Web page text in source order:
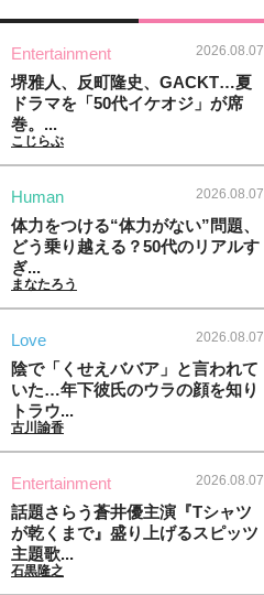
Entertainment 2026.08.07
堺雅人、反町隆史、GACKT…夏
ドラマを「50代イケオジ」が席
巻。...
こじらぶ
Human 2026.08.07
体力をつける“体力がない”問題、
どう乗り越える？50代のリアルす
ぎ...
まなたろう
Love 2026.08.07
陰で「くせえババア」と言われて
いた…年下彼氏のウラの顔を知り
トラウ...
古川諭香
Entertainment 2026.08.07
話題さらう蒼井優主演『Tシャツ
が乾くまで』盛り上げるスピッツ
主題歌...
石黒隆之